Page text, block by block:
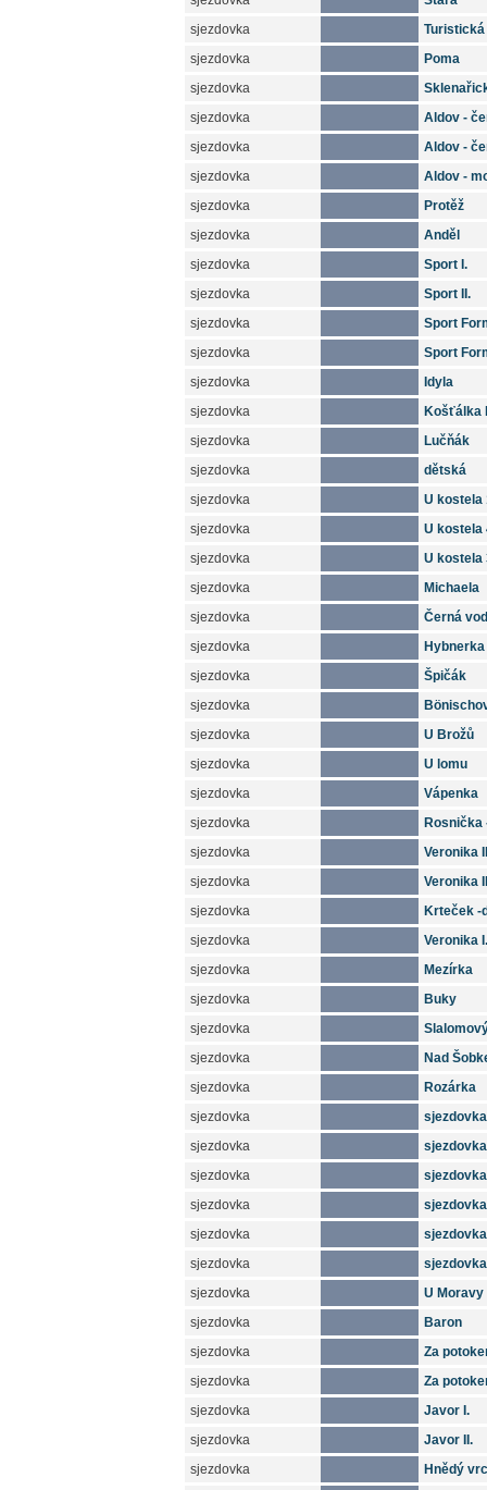
sjezdovka
Turistická
sjezdovka
Poma
sjezdovka
sjezdovka
Aldov -
sjezdovka
Aldov -
sjezdovka
Aldov -
sjezdovka
Protěž
sjezdovka
Anděl
sjezdovka
Sport I.
sjezdovka
Sport II.
sjezdovka
Sport
sjezdovka
Sport
sjezdovka
Idyla
sjezdovka
Košťálka
sjezdovka
Lučňák
sjezdovka
dětská
sjezdovka
U kostela
sjezdovka
U kostela
sjezdovka
U kostela
sjezdovka
Michaela
sjezdovka
Černá
sjezdovka
Hybnerka
sjezdovka
Špičák
sjezdovka
sjezdovka
U Brožů
sjezdovka
U lomu
sjezdovka
Vápenka
sjezdovka
Rosnička
sjezdovka
Veronika
sjezdovka
Veronika
sjezdovka
Krteček -
sjezdovka
Veronika I.
sjezdovka
Mezírka
sjezdovka
Buky
sjezdovka
sjezdovka
Nad
sjezdovka
Rozárka
sjezdovka
sjezdovka
sjezdovka
sjezdovka
sjezdovka
sjezdovka
sjezdovka
sjezdovka
sjezdovka
sjezdovka
U Moravy
sjezdovka
Baron
sjezdovka
Za
sjezdovka
Za
sjezdovka
Javor I.
sjezdovka
Javor II.
sjezdovka
Hnědý